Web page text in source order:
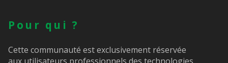
Pour qui ?
Cette communauté est exclusivement réservée